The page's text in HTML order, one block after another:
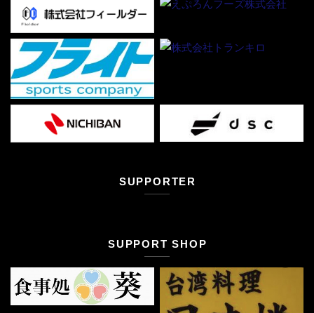
SUPPORTER
SUPPORT SHOP